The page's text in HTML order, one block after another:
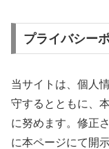
プライバシー
当サイトは、個人
守するとともに、
に努めます。修正
に本ページにて開